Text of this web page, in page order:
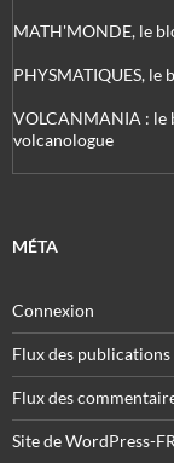
MATH'MONDE, le
PHYSMATIQUES, le
VOLCANMANIA : le
volcanologue
MÉTA
Connexion
Flux des publications
Flux des
Site de WordPress-FR